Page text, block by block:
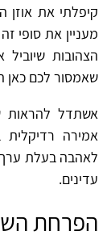
קיפלתי את
מעניין את סופי
הצהובות
שאמסור לכם כאן
אשתדל להראות
אמירה
לאהבה בעלת
עדינים.
הפרחת